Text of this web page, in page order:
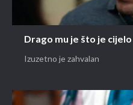
Drago mu je što je
Izuzetno je zahvalan